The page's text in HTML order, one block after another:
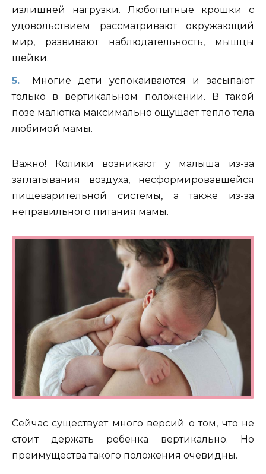
излишней нагрузки. Любопытные крошки с
удовольствием рассматривают окружающий
мир, развивают наблюдательность, мышцы
шейки.
Многие дети успокаиваются и засыпают
только в вертикальном положении. В такой
позе малютка максимально ощущает тепло тела
любимой мамы.
Важно! Колики возникают у малыша из-за
заглатывания воздуха, несформировавшейся
пищеварительной системы, а также из-за
неправильного питания мамы.
Сейчас существует много версий о том, что не
стоит держать ребенка вертикально. Но
преимущества такого положения очевидны.